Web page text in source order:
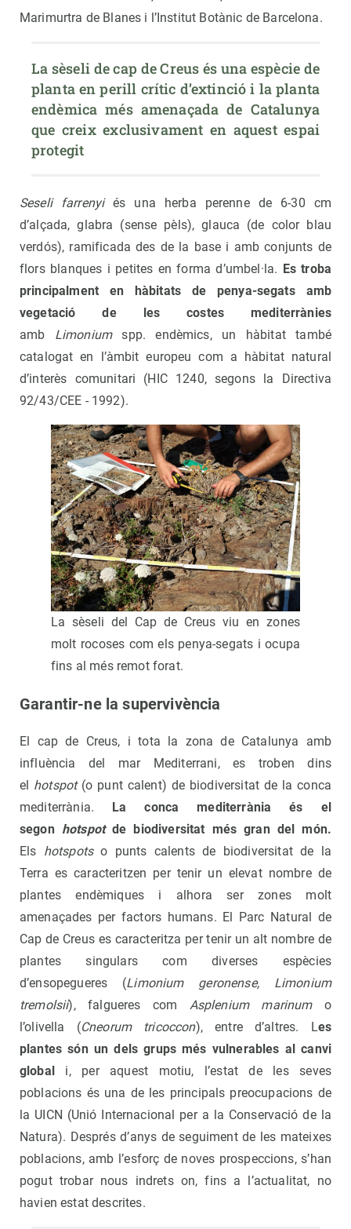
Marimurtra de Blanes i l’Institut Botànic de Barcelona.
La sèseli de cap de Creus és una espècie de
planta en perill crític d’extinció i la planta
endèmica més amenaçada de Catalunya
que creix exclusivament en aquest espai
protegit
Seseli farrenyiés una herba perenne de 6-30 cm
d’alçada, glabra (sense pèls), glauca (de color blau
verdós), ramificada des de la base i amb conjunts de
flors blanques i petites en forma d’umbel·la. Es troba
principalment en hàbitats de penya-segats amb
vegetació de les costes mediterrànies
amb Limoniumspp. endèmics, un hàbitat també
catalogat en l’àmbit europeu com a hàbitat natural
d’interès comunitari (HIC 1240, segons la Directiva
92/43/CEE - 1992).
La sèseli del Cap de Creus viu en zones
molt rocoses com els penya-segats i ocupa
fins al més remot forat.
Garantir-ne la supervivència
El cap de Creus, i tota la zona de Catalunya amb
influència del mar Mediterrani, es troben dins
el hotspot(o punt calent) de biodiversitat de la conca
mediterrània.
La conca mediterrània és el
segon hotspotde biodiversitat més gran del món.
Els hotspotso punts calents de biodiversitat de la
Terra es caracteritzen per tenir un elevat nombre de
plantes endèmiques i alhora ser zones molt
amenaçades per factors humans. El Parc Natural de
Cap de Creus es caracteritza per tenir un alt nombre de
plantes singulars com diverses espècies
d’ensopegueres (Limonium geronense, Limonium
tremolsii), falgueres com Asplenium marinumo
l’olivella (Cneorum tricoccon), entre d’altres. Les
plantes són un dels grups més vulnerables al canvi
global
i, per aquest motiu, l’estat de les seves
poblacions és una de les principals preocupacions de
la UICN (Unió Internacional per a la Conservació de la
Natura). Després d’anys de seguiment de les mateixes
poblacions, amb l’esforç de noves prospeccions, s’han
pogut trobar nous indrets on, fins a l’actualitat, no
havien estat descrites.